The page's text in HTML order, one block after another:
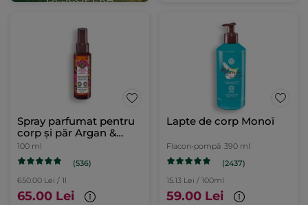
Spray parfumat pentru
corp și păr Argan &
Trandafir Bio din Maroc
100 ml
(536)
650.00 Lei / 1l
65.00 Lei
Lapte de corp Monoï
Flacon-pompă 390 ml
(2437)
15.13 Lei / 100ml
59.00 Lei